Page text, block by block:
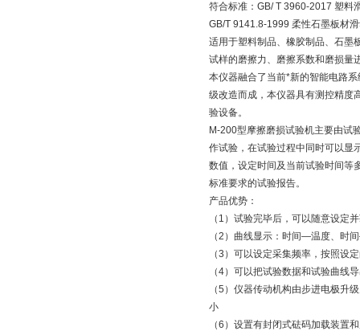
符合标准：GB/ T 3960-2017 塑料
GB/T 9141.8-1999 柔性石墨板材
适用于塑料制品、橡胶制品、石墨
试样的磨擦力、磨擦系数和磨损量
本仪器融合了当前*新的智能电路
级改造而成，本仪器具有测控精度
验设备。
M-200型摩擦磨损试验机主要由试
作试验，在试验过程中同时可以显
数值，设定时间及当前试验时间等
标准要求的试验报告。
产品优势：
（1）试验完毕后，可以随意设定
（2）曲线显示：时间—温度、
（3）可以设定采集频率，按照设
（4）可以把试验数据和试验曲线
（5）仪器传动机构由步进电极升
小
（6）设置有封闭式砝码加载装置